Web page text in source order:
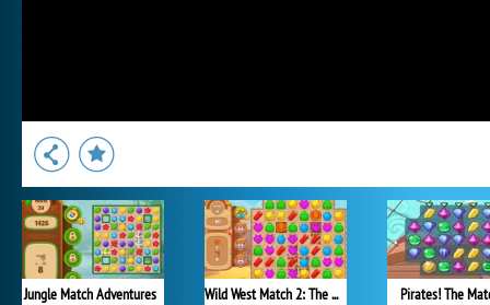
Jungle Match Adventures Wild West Match 2: The Gold Rush Pirates! The